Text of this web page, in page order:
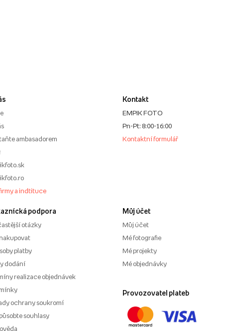
ambasadorem
a indtituce
podpora
otázky
platby
dodání
realizace objednávek
ochrany soukromí
souhlasy
Kontakt
EMPIK FOTO
Pn-Pt: 8:00-16:00
Kontaktní formulář
Můj účet
Můj účet
Mé fotografie
Mé projekty
Mé objednávky
Provozovatel plateb